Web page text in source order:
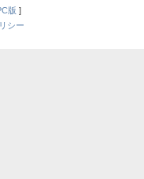
版 ]
シー